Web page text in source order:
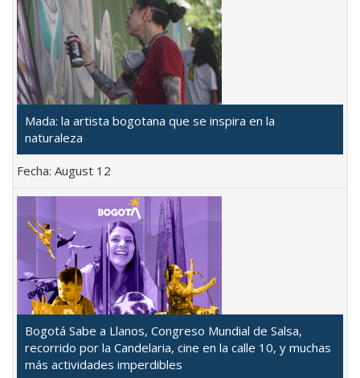
Mada: la artista bogotana que se inspira en la
naturaleza
Fecha: August 12
Bogotá Sabe a Llanos, Congreso Mundial de Salsa,
recorrido por la Candelaria, cine en la calle 10, y muchas
más actividades imperdibles